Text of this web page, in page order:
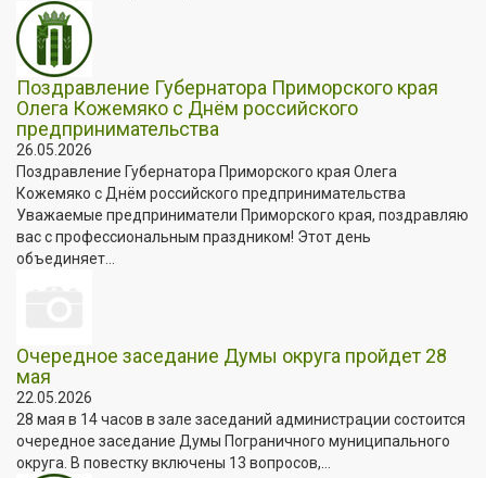
Поздравление Губернатора Приморского края
Олега Кожемяко с Днём российского
предпринимательства
26.05.2026
Поздравление Губернатора Приморского края Олега
Кожемяко с Днём российского предпринимательства
Уважаемые предприниматели Приморского края, поздравляю
вас с профессиональным праздником! Этот день
объединяет...
Очередное заседание Думы округа пройдет 28
мая
22.05.2026
28 мая в 14 часов в зале заседаний администрации состоится
очередное заседание Думы Пограничного муниципального
округа. В повестку включены 13 вопросов,...